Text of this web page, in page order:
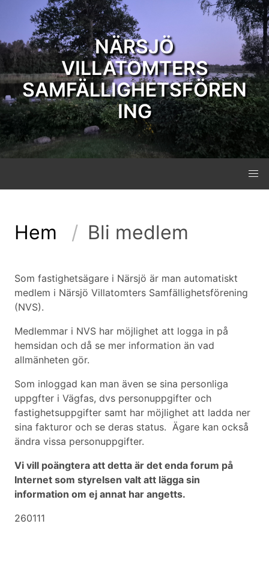
NÄRSJÖ
VILLATOMTERS
SAMFÄLLIGHETSFÖREN
ING
Hem Bli medlem
Som fastighetsägare i Närsjö är man automatiskt
medlem i Närsjö Villatomters Samfällighetsförening
(NVS).
Medlemmar i NVS har möjlighet att logga in på
hemsidan och då se mer information än vad
allmänheten gör.
Som inloggad kan man även se sina personliga
uppgfter i Vägfas, dvs personuppgifter och
fastighetsuppgifter samt har möjlighet att ladda ner
sina fakturor och se deras status. Ägare kan också
ändra vissa personuppgifter.
Vi vill poängtera att detta är det enda forum på
Internet som styrelsen valt att lägga sin
information om ej annat har angetts.
260111